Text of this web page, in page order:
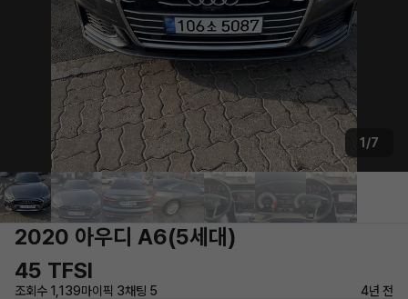
1/7
2020 아우디 A6(5세대)
45 TFSI
조회수 1,139마이픽 3채팅 5
4년 전